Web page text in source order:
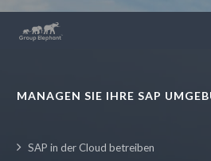
MANAGEN SIE IHRE SAP
SAP in der Cloud betreiben